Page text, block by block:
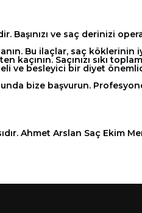
Başınızı ve saç derinizi
Bu ilaçlar, saç köklerinin
kaçının. Saçınızı sıkı
ve besleyici bir diyet
bize başvurun.
Ahmet Arslan Saç Ekim